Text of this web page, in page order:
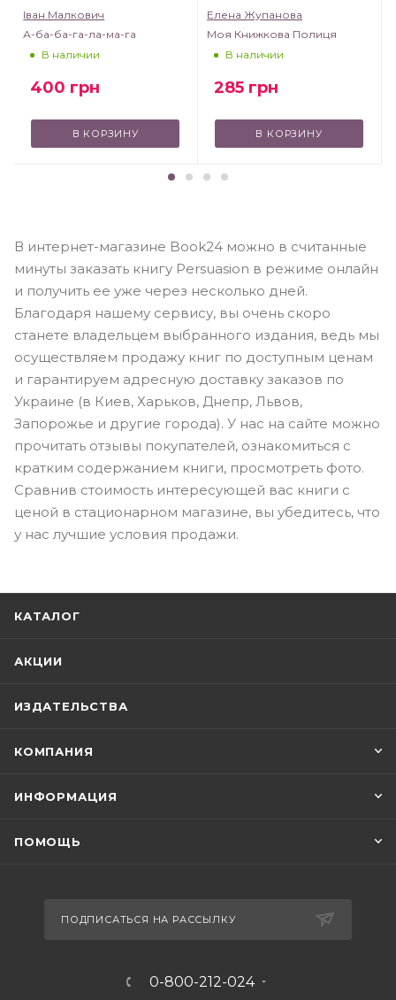
Іван Малкович
А-ба-ба-га-ла-ма-га
В наличии
400 грн
В КОРЗИНУ
Елена Жупанова
Моя Книжкова Полиця
В наличии
285 грн
В КОРЗИНУ
В интернет-магазине Book24 можно в считанные
минуты заказать книгу Persuasion в режиме онлайн
и получить ее уже через несколько дней.
Благодаря нашему сервису, вы очень скоро
станете владельцем выбранного издания, ведь мы
осуществляем продажу книг по доступным ценам
и гарантируем адресную доставку заказов по
Украине (в Киев, Харьков, Днепр, Львов,
Запорожье и другие города). У нас на сайте можно
прочитать отзывы покупателей, ознакомиться с
кратким содержанием книги, просмотреть фото.
Сравнив стоимость интересующей вас книги с
ценой в стационарном магазине, вы убедитесь, что
у нас лучшие условия продажи.
КАТАЛОГ
АКЦИИ
ИЗДАТЕЛЬСТВА
КОМПАНИЯ
ИНФОРМАЦИЯ
ПОМОЩЬ
ПОДПИСАТЬСЯ НА РАССЫЛКУ
0-800-212-024